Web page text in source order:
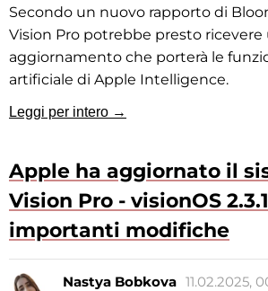
Secondo un nuovo rapporto di
Vision Pro potrebbe presto ricevere
aggiornamento che porterà le
artificiale di Apple Intelligence.
Leggi per intero →
Apple ha aggiornato il
Vision Pro - visionOS
importanti modifiche
Nastya Bobkova 11.02.2025,